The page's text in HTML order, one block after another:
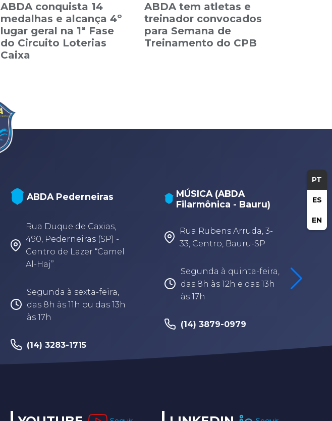
PT
ES
EN
ABDA conquista 14
medalhas e alcança 4º
lugar geral na 1ª Fase
do Circuito Loterias
Caixa
ABDA tem atletas e
treinador convocados
para Semana de
Treinamento do CPB
ABDA Pederneiras
Rua Duque de Caxias,
490, Pederneiras (SP) -
Centro de Lazer “Camel
Al-Haj”
Segunda à sexta-feira,
das 8h às 11h ou das 13h
às 17h
(14) 3283-1715
MÚSICA (ABDA
Filarmônica - Bauru)
Rua Rubens Arruda, 3-
33, Centro, Bauru-SP
Segunda à quinta-feira,
das 8h às 12h e das 13h
às 17h
(14) 3879-0979